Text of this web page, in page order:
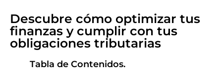
Descubre cómo optimizar tus
finanzas y cumplir con tus
obligaciones tributarias
Tabla de Contenidos.